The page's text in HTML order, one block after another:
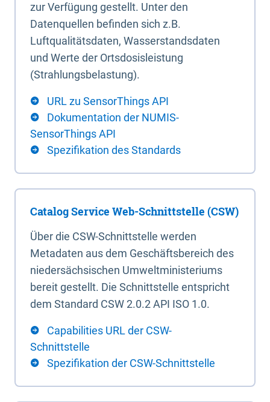
zur Verfügung gestellt. Unter den
Datenquellen befinden sich z.B.
Luftqualitätsdaten, Wasserstandsdaten
und Werte der Ortsdosisleistung
(Strahlungsbelastung).
URL zu SensorThings API
Dokumentation der NUMIS-
SensorThings API
Spezifikation des Standards
Catalog Service Web-Schnittstelle (CSW)
Über die CSW-Schnittstelle werden
Metadaten aus dem Geschäftsbereich des
niedersächsischen Umweltministeriums
bereit gestellt. Die Schnittstelle entspricht
dem Standard CSW 2.0.2 API ISO 1.0.
Capabilities URL der CSW-
Schnittstelle
Spezifikation der CSW-Schnittstelle